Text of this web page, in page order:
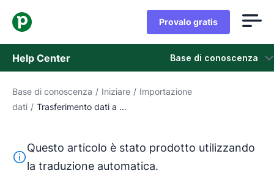
Provalo gratis
Help Center Base di conoscenza
Base di conoscenza
Contatta l'assistenza
Base di conoscenza / Iniziare / Importazione
dati / Trasferimento dati a ...
Questo testo è stato tradotto dall'inglese utilizzando
Questo articolo è stato prodotto utilizzando
la traduzione automatica.